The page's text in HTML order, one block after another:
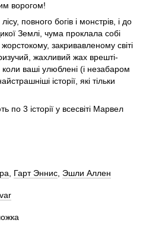
ворогом!
повного богів і монстрів, і до
Землі, чума проклала собі
закривавленому світі
жахливий жах врешті-
ваші улюблені (і незабаром
історії, які тільки
по 3 історії у всесвіті Марвел
, Гарт Эннис, Эшли Аллен